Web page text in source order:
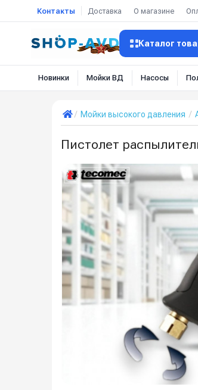
Контакты Доставка О магазине
Каталог
Новинки Мойки ВД Насосы
Мойки высокого давления
Пистолет